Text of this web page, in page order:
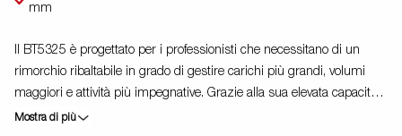
mm
Il BT5325 è progettato per i professionisti che necessitano di un
rimorchio ribaltabile in grado di gestire carichi più grandi, volumi
maggiori e attività più impegnative. Grazie alla sua elevata capacità,
sia in termini di dimensioni che di carico utile, questo rimorchio è un
Mostra di più